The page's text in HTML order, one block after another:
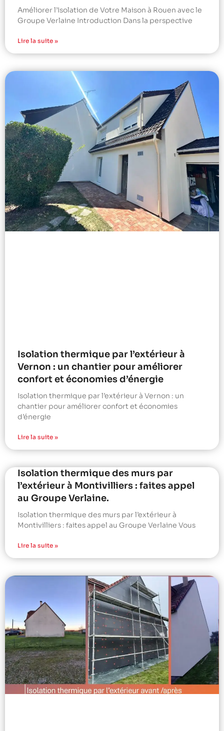
Améliorer l’Isolation de Votre Maison à Rouen avec le
Groupe Verlaine Introduction Dans la perspective
Lire la suite »
Isolation thermique par l’extérieur à
Vernon : un chantier pour améliorer
confort et économies d’énergie
Isolation thermique par l’extérieur à Vernon : un
chantier pour améliorer confort et économies
d’énergie
Lire la suite »
Isolation thermique des murs par
l’extérieur à Montivilliers : faites appel
au Groupe Verlaine.
Isolation thermique des murs par l’extérieur à
Montivilliers : faites appel au Groupe Verlaine Vous
Lire la suite »